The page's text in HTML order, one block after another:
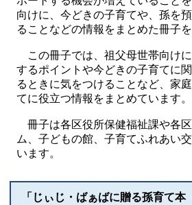
向けに、今どきの子育てや、孫を
ることなどの情報をまとめた冊子
この冊子では、祖父母世帯向け
するポイントや今どきの子育てに
るときに気をつけることなど、家
てに役立つ情報をまとめています。
冊子は各区役所保健福祉課や各
ム、子どもの館、子育てふれあい
います。
「じぃじ・ばぁばに贈る孫育て